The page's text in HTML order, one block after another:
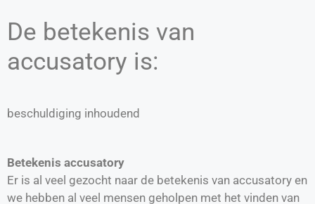
De betekenis van
accusatory is:
beschuldiging inhoudend
Betekenis accusatory
Er is al veel gezocht naar de betekenis van accusatory en
we hebben al veel mensen geholpen met het vinden van